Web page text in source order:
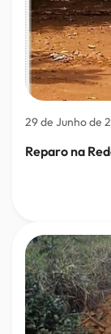
29 de Junho de
Reparo na